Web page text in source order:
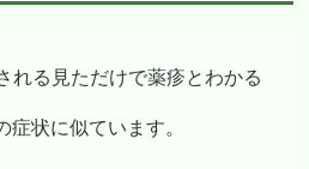
れる見ただけで薬疹とわかる
状に似ています。